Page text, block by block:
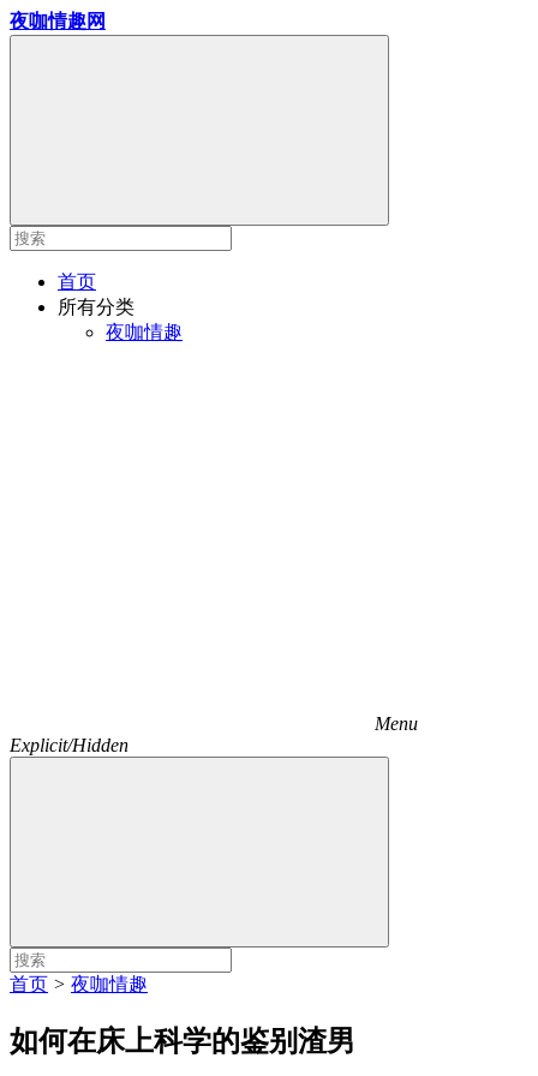
夜咖情趣网
首页
所有分类
夜咖情趣
Menu
Explicit/Hidden
首页 > 夜咖情趣
如何在床上科学的鉴别渣男